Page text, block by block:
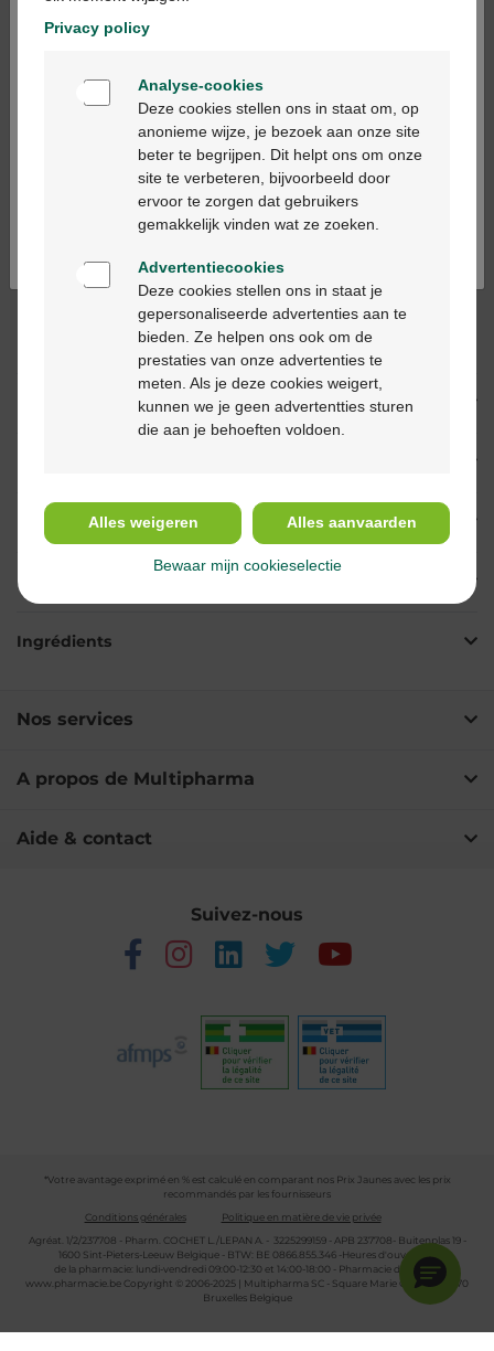
- +
Les jours ouvrables commandé avant 12h, livré
le jour ouvrable suivant
gratuitedans votre pharmacie Multipharma
Livraison à domicilegratuiteà partir de 55 €
Service clientèlepar chat ouformulaire de contact
Description du produit
Indications
Usage
Ingrédients
Nos services
A propos de Multipharma
Aide & contact
Suivez-nous
*Votre avantage exprimé en % est calculé en comparant nos Prix Jaunes avec les prix
recommandés par les fournisseurs
Conditions générales
Politique en matière de vie privée
Agréat. 1/2/237708 - Pharm. COCHET L./LEPAN A. - 3225299159 - APB 237708- Buitenplas 19 -
1600 Sint-Pieters-Leeuw Belgique - BTW: BE 0866.855.346 -Heures d'ouverture
de la pharmacie: lundi-vendredi 09:00-12:30 et 14:00-18:00 - Pharmacie de garde :
www.pharmacie.beCopyright © 2006-2025 | Multipharma SC - Square Marie Curie 30 - 1070
Bruxelles Belgique
Bienvenue
Ga verder in het nederlands
Continuez en français
Privacy policy
Analyse-cookies
Deze cookies stellen ons in staat om, op
anonieme wijze, je bezoek aan onze site
beter te begrijpen. Dit helpt ons om onze
site te verbeteren, bijvoorbeeld door
ervoor te zorgen dat gebruikers
gemakkelijk vinden wat ze zoeken.
Advertentiecookies
Deze cookies stellen ons in staat je
gepersonaliseerde advertenties aan te
bieden. Ze helpen ons ook om de
prestaties van onze advertenties te
meten. Als je deze cookies weigert,
kunnen we je geen advertentties sturen
die aan je behoeften voldoen.
Alles weigeren Alles aanvaarden
Bewaar mijn cookieselectie